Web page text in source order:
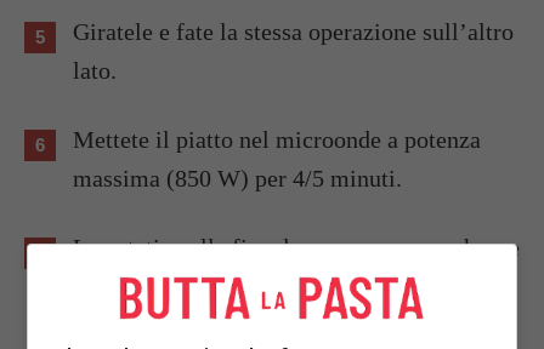
Giratele e fate la stessa operazione sull’altro
lato.
Mettete il piatto nel microonde a potenza
massima (850 W) per 4/5 minuti.
Le patatine alla fine devono essere secche, se
non fosse il caso continuate ancora la cottura
per un minuto.